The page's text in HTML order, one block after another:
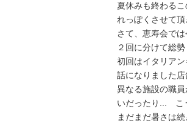
夏休みも終わる
れっぽくさせて頂
さて、恵寿会で
２回に分けて総
初回はイタリア
話になりました店
異なる施設の職
いだったり... こ
まだまだ暑さは